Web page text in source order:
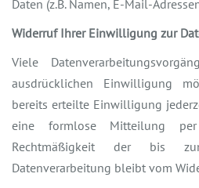
Daten (z.B. Namen, E-Mail-
Widerruf Ihrer Einwilligung zur
Viele
ausdrücklichen Einwilligung
bereits erteilte Einwilligung
eine formlose Mitteilung
Rechtmäßigkeit der bis
Datenverarbeitung bleibt vom